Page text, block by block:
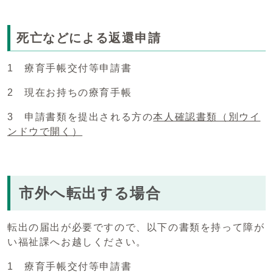
死亡などによる返還申請
1 療育手帳交付等申請書
2 現在お持ちの療育手帳
3 申請書類を提出される方の本人確認書類
（別ウイ
ンドウで開く）
市外へ転出する場合
転出の届出が必要ですので、以下の書類を持って障が
い福祉課へお越しください。
1 療育手帳交付等申請書